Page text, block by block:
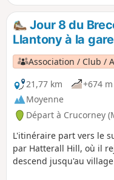
Jour 8 du
Llantony à la
Association / Club /
21,77 km
+674 m
Moyenne
Départ à Crucorney
L'itinéraire part vers le
par Hatterall Hill, où il
descend jusqu'au